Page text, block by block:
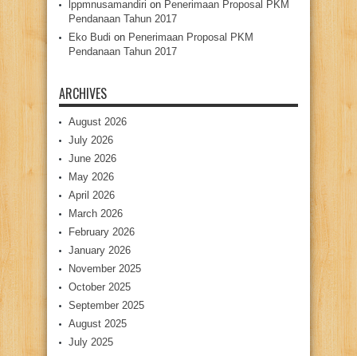
lppmnusamandiri on Penerimaan Proposal PKM
Pendanaan Tahun 2017
Eko Budi on Penerimaan Proposal PKM
Pendanaan Tahun 2017
ARCHIVES
August 2026
July 2026
June 2026
May 2026
April 2026
March 2026
February 2026
January 2026
November 2025
October 2025
September 2025
August 2025
July 2025